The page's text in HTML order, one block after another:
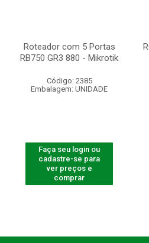
Roteador com 5 Portas
RB750 GR3 880 - Mikrotik
Código: 2385
Embalagem: UNIDADE
Faça seu login ou
cadastre-se para
ver preços e
comprar